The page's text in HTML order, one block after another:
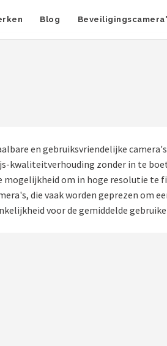
Blog
en gebruiksvriendelijke
kwaliteitverhouding zonder in te
om in hoge resolutie
die vaak worden geprezen om
voor de gemiddelde